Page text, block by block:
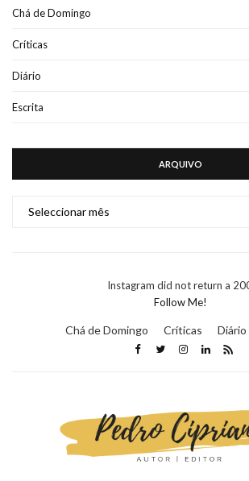
Chá de Domingo
Críticas
Diário
Escrita
ARQUIVO
Instagram did not return a
Follow Me!
Chá de Domingo Críticas Diário